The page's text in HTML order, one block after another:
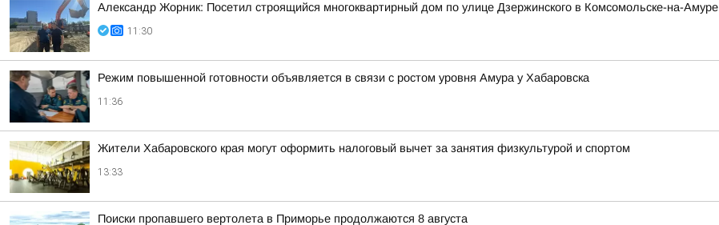
Александр Жорник: Посетил строящийся многоквартирный дом по улице Дзержинского в Комсомольске-на-Амуре
11:30
Режим повышенной готовности объявляется в связи с ростом уровня Амура у Хабаровска
11:36
Жители Хабаровского края могут оформить налоговый вычет за занятия физкультурой и спортом
13:33
Поиски пропавшего вертолета в Приморье продолжаются 8 августа